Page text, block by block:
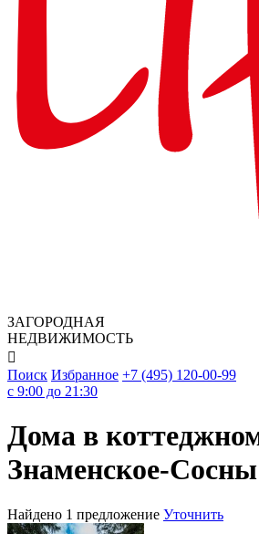
ЗАГОРОДНАЯ
НЕДВИЖИМОСТЬ

Поиск Избранное +7 (495) 120-00-99
c 9:00 до 21:30
Дома в
Знаменское-
Найдено 1 предложение Уточнить